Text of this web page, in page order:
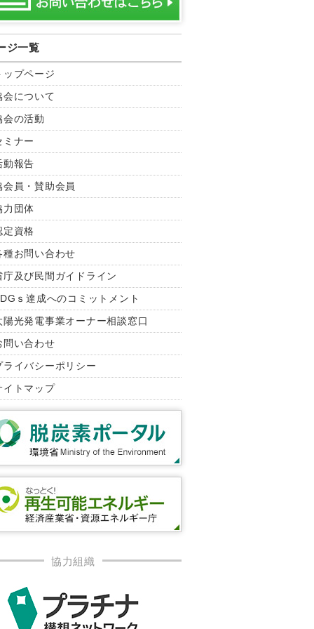
ジ一覧
ップページ
会について
会の活動
ミナー
動報告
会員・賛助会員
力団体
定資格
種お問い合わせ
庁及び民間ガイドライン
ｓ達成へのコミットメント
陽光発電事業オーナー相談窓口
問い合わせ
ライバシーポリシー
イトマップ
協力組織